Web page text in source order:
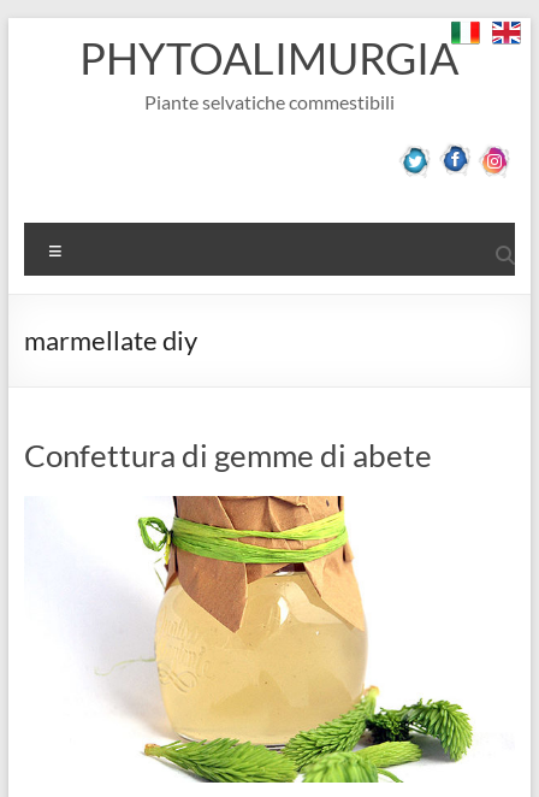
contenutoPHYTOALIMURGIA
Piante selvatiche commestibili
marmellate diy
Confettura di gemme di abete